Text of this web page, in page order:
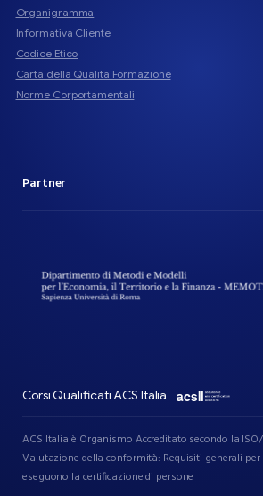
Organigramma
Informativa Cliente
Codice Etico
Carta della Qualità Formazione
Norme Corportamentali
Partner
Corsi Qualificati ACS Italia
ACS Italia è Organismo Accreditato secondo la
Valutazione della conformità: Requisiti generali
eseguono la certificazione di persone